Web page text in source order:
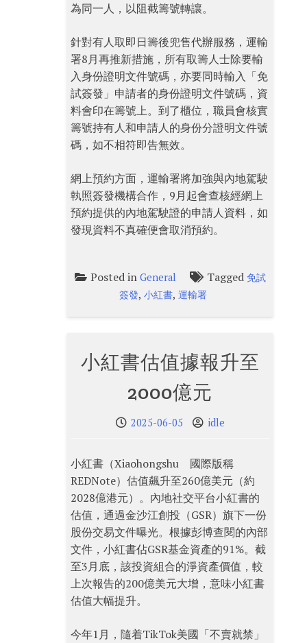
為同一人，以阻截籌號轉讓。
針對有人取即日籌後兜售代辦服務，運輸
署8月再推新措施，所有取籌人士除要輸
入身份證明文件號碼，亦要同時輸入「免
試簽發」申請者的身份證明文件號碼，資
料會印在籌號上。到了櫃位，職員會核實
籌號持有人和申請人的身份分證明文件號
碼，如不相符即告無效。
網上預約方面，運輸署將加強與內地駕駛
執照簽發機構合作，9月起會查核經網上
預約提供的內地駕駛證的申請人資料，如
發現資料不真確便會取消預約。
Posted in General Tagged 免試
簽發,小紅書,運輸署
小紅書估值據報升至
2000億元
2025-06-05 idle
小紅書（Xiaohongshu 國際版稱
REDNote）估值飆升至260億美元（約
2028億港元）。內地社交平台小紅書的
估值，通過金沙江創投（GSR）旗下一份
股份交易文件曝光。根據彭博查閱的內部
文件，小紅書佔GSR基金資產的91%。截
至3月底，該投資組合的淨資產價值，較
上次報告的200億美元大增，意味小紅書
估值大幅提升。
今年1月，隨着TikTok美國「不賣就禁」